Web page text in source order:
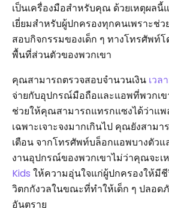
เป็นเครื่องมือสำหรับคุณ ด้วยเหตุผล
เยี่ยมสำหรับผู้ปกครองทุกคนเพราะช่
สอบกิจกรรมของเด็ก ๆ ทางโทรศัพท์โ
พื้นที่ส่วนตัวของพวกเขา
คุณสามารถตรวจสอบจำนวนเงิน เวล
จ่ายกับอุปกรณ์มือถือและแอพที่พวกเ
ช่วยให้คุณสามารถแทรกแซงได้ว่าแ
เฉพาะเจาะจงมากเกินไป คุณยังสาม
เตือน จากโทรศัพท์บล็อกแอพบางตัวแ
งานอุปกรณ์ของพวกเขาไม่ว่าคุณจะเ
Kids ให้ความอุ่นใจแก่ผู้ปกครองให้มี
วิตกกังวลในขณะที่ทำให้เด็ก ๆ ปลอด
อันตราย